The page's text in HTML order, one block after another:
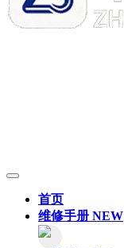
首页
维修手册 NEW